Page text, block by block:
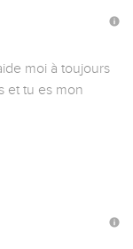
moi à toujours
et tu es mon